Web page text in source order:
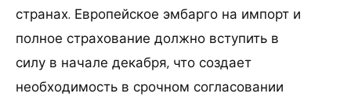
странах. Европейское эмбарго на импорт и
полное страхование должно вступить в
силу в начале декабря, что создает
необходимость в срочном согласовании